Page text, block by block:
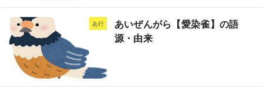
あ行
あいぜんがら【愛染雀】の語
源・由来